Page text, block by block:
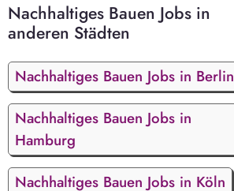
Nachhaltiges Bauen Jobs in
anderen Städten
Nachhaltiges Bauen Jobs in Berlin
Nachhaltiges Bauen Jobs in
Hamburg
Nachhaltiges Bauen Jobs in Köln